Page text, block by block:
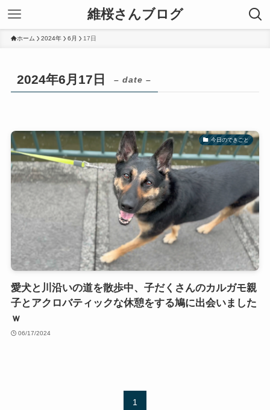
維桜さんブログ
ホーム 2024年 6月 17日
2024年6月17日 – date –
今日のできごと
愛犬と川沿いの道を散歩中、子だくさんのカルガモ親
子とアクロバティックな休憩をする鳩に出会いました
ｗ
06/17/2024
1